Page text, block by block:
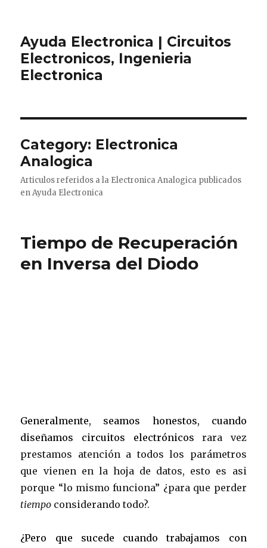
Ayuda Electronica | Circuitos
Electronicos, Ingenieria
Electronica
Category: Electronica
Analogica
Articulos referidos a la Electronica Analogica publicados
en Ayuda Electronica
Tiempo de Recuperación
en Inversa del Diodo
Generalmente, seamos honestos, cuando
diseñamos circuitos electrónicos rara vez
prestamos atención a todos los parámetros
que vienen en la hoja de datos, esto es asi
porque “lo mismo funciona” ¿para que perder
tiempo considerando todo?.
¿Pero que sucede cuando trabajamos con